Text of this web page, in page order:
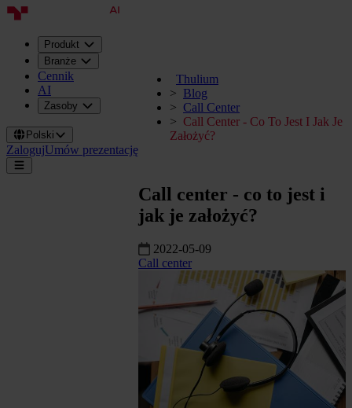
Produkt
Branże
Cennik
AI
Zasoby
Polski
ZalogujUmów prezentację
Thulium
Blog
Call Center
Call Center - Co To Jest I Jak Je
Założyć?
Call center - co to jest i
jak je założyć?
2022-05-09
Call center